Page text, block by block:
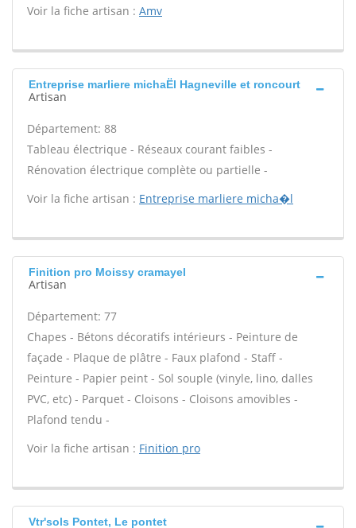
Voir la fiche artisan : Amv
Entreprise marliere michaËl Hagneville et roncourt
Artisan
Département: 88
Tableau électrique - Réseaux courant faibles -
Rénovation électrique complète ou partielle -
Voir la fiche artisan : Entreprise marliere micha�l
Finition pro Moissy cramayel
Artisan
Département: 77
Chapes - Bétons décoratifs intérieurs - Peinture de
façade - Plaque de plâtre - Faux plafond - Staff -
Peinture - Papier peint - Sol souple (vinyle, lino, dalles
PVC, etc) - Parquet - Cloisons - Cloisons amovibles -
Plafond tendu -
Voir la fiche artisan : Finition pro
Vtr'sols Pontet, Le pontet